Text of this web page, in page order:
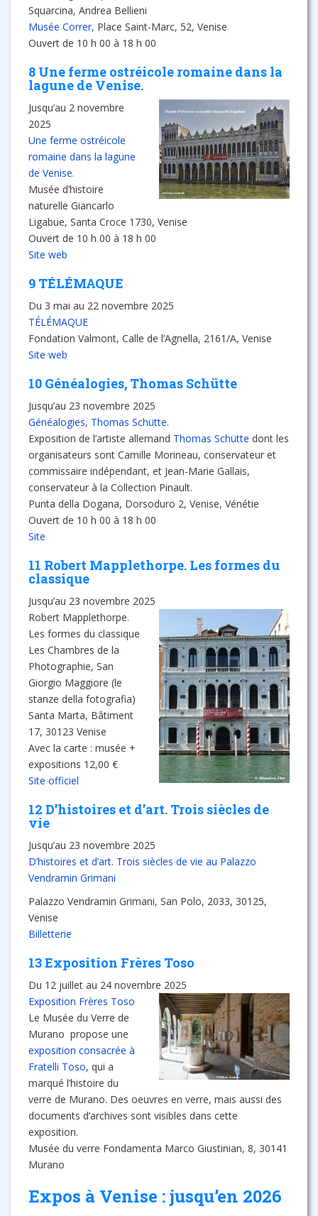
Squarcina, Andrea Bellieni
Musée Correr, Place Saint-Marc, 52, Venise
Ouvert de 10 h 00 à 18 h 00
8 Une ferme ostréicole romaine dans la
lagune de Venise.
Jusqu’au 2 novembre
2025
Une ferme ostréicole
romaine dans la lagune
de Venise.
Musée d’histoire
naturelle Giancarlo
Ligabue, Santa Croce 1730, Venise
Ouvert de 10 h 00 à 18 h 00
Site web
9 TÉLÉMAQUE
Du 3 mai au 22 novembre 2025
TÉLÉMAQUE
Fondation Valmont, Calle de l’Agnella, 2161/A, Venise
Site web
10 Généalogies, Thomas Schütte
Jusqu’au 23 novembre 2025
Généalogies, Thomas Schütte.
Exposition de l’artiste allemand Thomas Schütte dont les
organisateurs sont Camille Morineau, conservateur et
commissaire indépendant, et Jean-Marie Gallais,
conservateur à la Collection Pinault.
Punta della Dogana, Dorsoduro 2, Venise, Vénétie
Ouvert de 10 h 00 à 18 h 00
Site
11 Robert Mapplethorpe. Les formes du
classique
Jusqu’au 23 novembre 2025
Robert Mapplethorpe.
Les formes du classique
Les Chambres de la
Photographie, San
Giorgio Maggiore (le
stanze della fotografia)
Santa Marta, Bâtiment
17, 30123 Venise
Avec la carte : musée +
expositions 12,00 €
Site officiel
12 D’histoires et d’art. Trois siècles de
vie
Jusqu’au 23 novembre 2025
D’histoires et d’art. Trois siècles de vie au Palazzo
Vendramin Grimani
Palazzo Vendramin Grimani, San Polo, 2033, 30125,
Venise
Billetterie
13 Exposition Frères Toso
Du 12 juillet au 24 novembre 2025
Exposition Frères Toso
Le Musée du Verre de
Murano propose une
exposition consacrée à
Fratelli Toso, qui a
marqué l’histoire du
verre de Murano. Des oeuvres en verre, mais aussi des
documents d’archives sont visibles dans cette
exposition.
Musée du verre Fondamenta Marco Giustinian, 8, 30141
Murano
Expos à Venise : jusqu’en 2026